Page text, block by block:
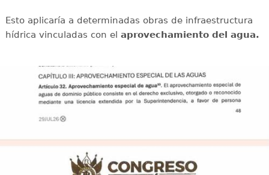
Esto aplicaría a determinadas obras de infraestructura
hídrica vinculadas con el aprovechamiento del agua.